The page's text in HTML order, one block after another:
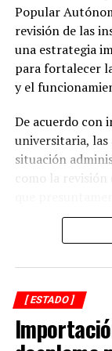
gestionando
desarrollo del
alvaradeñas”.
Por último,
Alvarado, así
disposición y
estas
Popular
revisión de las
una estrategia
para fortalecer
y el
De acuerdo con
universitaria, las
situación
como la revisión
Entre los
encuentran
simultáneas en
validación de
adeudos en la
presuntos
certificados y
[ ESTADO ]